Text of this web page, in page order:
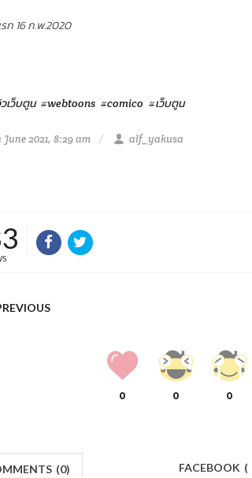
ก 16 ก.พ.2020
เว็บตูน #webtoons #comico #เว็บตูน
June 2021, 8:29 am alf_yakusa
0 0 0
(0) FACEBOOK (